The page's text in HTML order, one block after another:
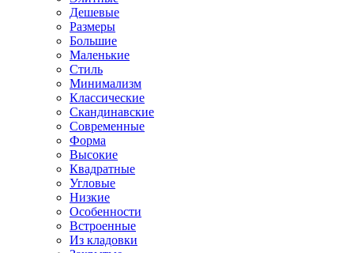
Дешевые
Размеры
Большие
Маленькие
Стиль
Минимализм
Классические
Скандинавские
Современные
Форма
Высокие
Квадратные
Угловые
Низкие
Особенности
Встроенные
Из кладовки